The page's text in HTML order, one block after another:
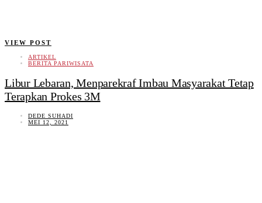
VIEW POST
ARTIKEL
BERITA PARIWISATA
Libur Lebaran, Menparekraf Imbau Masyarakat Tetap
Terapkan Prokes 3M
DEDE SUHADI
MEI 12, 2021